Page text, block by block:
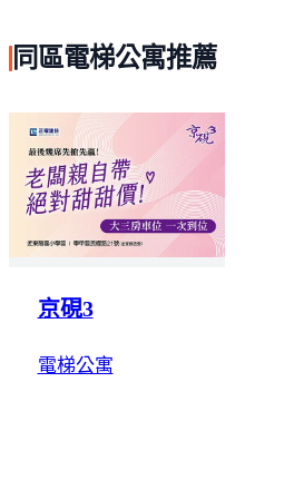
同區電梯公寓推薦
京硯3
電梯公寓